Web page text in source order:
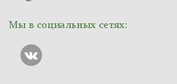
Мы в социальных сетях: